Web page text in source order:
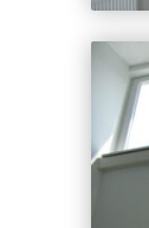
Wintergarten +